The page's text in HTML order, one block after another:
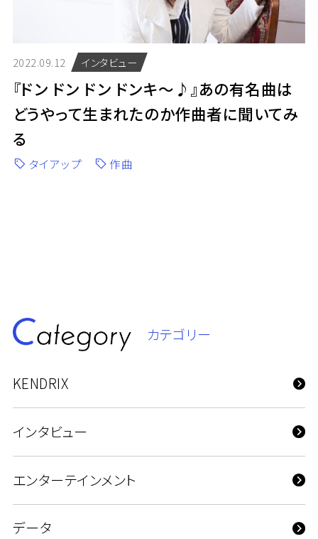
2022.09.12 インタビュー
『ドン ドン ドン ドンキ〜♪』あの有名曲は
どうやって生まれたのか作曲者に聞いてみ
る
タイアップ 作曲
カテゴリー
KENDRIX
インタビュー
エンターテインメント
データ